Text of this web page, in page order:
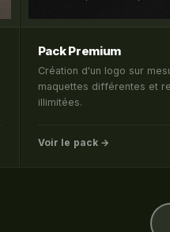
Pack Premium
Création d'un logo sur
maquettes différentes et
illimitées.
Voir le pack →